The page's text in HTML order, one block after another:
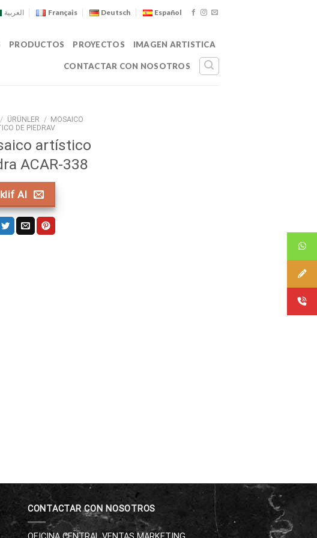
العربية Français Deutsch Español
PRODUCTOS PROYECTOS IMAGEN ARTISTICA
CONTACTAR CON NOSOTROS
/ ÜRÜNLER / MOSAICO
DE PIEDRAV
artístico
ACAR-338
Al
CONTACTAR CON NOSOTROS